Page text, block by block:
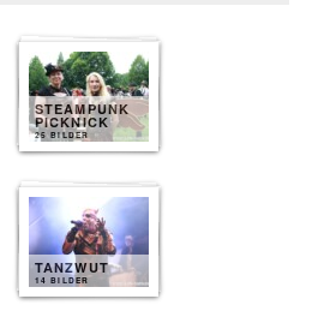
STEAMPUNK
PICKNICK
25 BILDER
TANZWUT
14 BILDER